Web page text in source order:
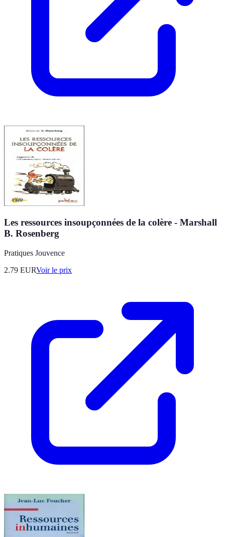
Les ressources insoupçonnées de la colère - Marshall
B. Rosenberg
Pratiques Jouvence
2.79 EURVoir le prix